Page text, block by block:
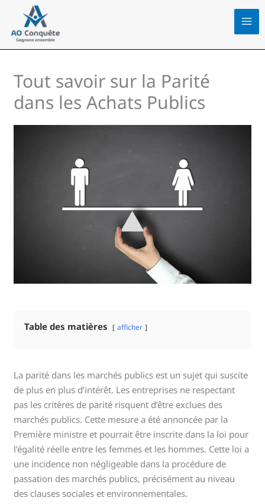
contenu
Tout savoir sur la Parité
dans les Achats Publics
Table des matières afficher
La parité dans les marchés publics est un sujet qui suscite
de plus en plus d’intérêt. Les entreprises ne respectant
pas les critères de parité risquent d’être exclues des
marchés publics. Cette mesure a été annoncée par la
Première ministre et pourrait être inscrite dans la loi pour
l’égalité réelle entre les femmes et les hommes. Cette loi a
une incidence non négligeable dans la procédure de
passation des marchés publics, précisément au niveau
des clauses sociales et environnementales.